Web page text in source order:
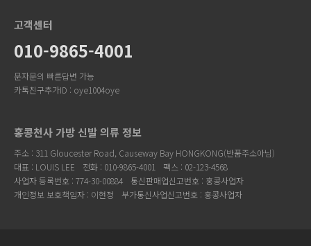
고객센터
010-9865-4001
문자문의 빠른답변 가능
카톡친구추가ID : oye1004oye
홍콩천사 가방 신발 의류 정보
주소 : 311 Gloucester Road, Causeway Bay HONGKONG(반품주소아님)
대표 : LOUIS LEE
전화 : 010-9865-4001
팩스 : 02-123-4568
사업자 등록번호 : 774-30-00884
통신판매업신고번호 : 홍콩사업자
개인정보 보호책임자 : 이현정
부가통신사업신고번호 : 홍콩사업자